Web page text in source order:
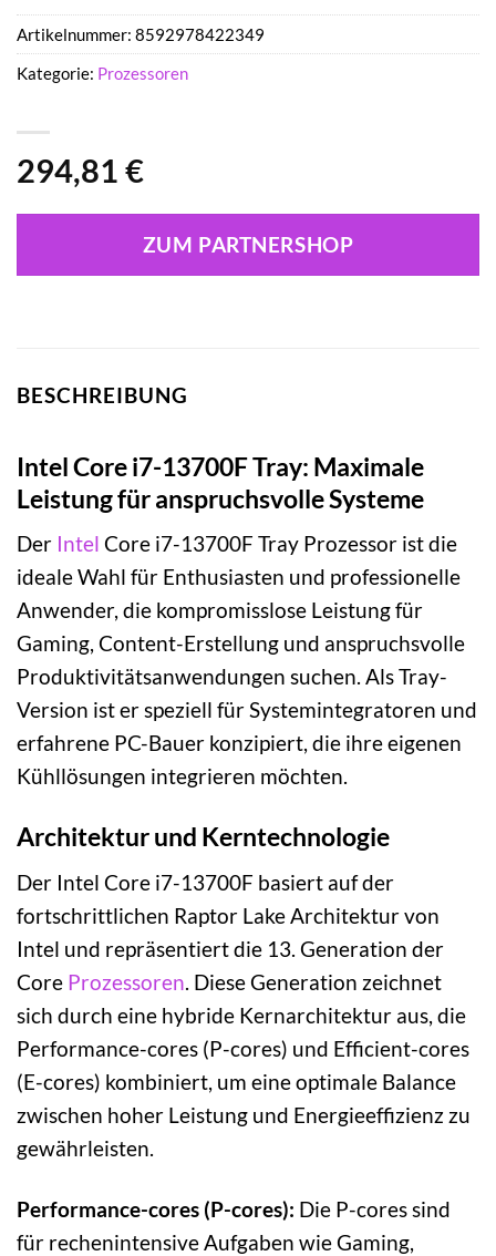
294,81 €
ZUM PARTNERSHOP
Artikelnummer: 8592978422349
Kategorie: Prozessoren
BESCHREIBUNG
Intel Core i7-13700F Tray: Maximale
Leistung für anspruchsvolle Systeme
Der Intel Core i7-13700F Tray Prozessor ist die
ideale Wahl für Enthusiasten und professionelle
Anwender, die kompromisslose Leistung für
Gaming, Content-Erstellung und anspruchsvolle
Produktivitätsanwendungen suchen. Als Tray-
Version ist er speziell für Systemintegratoren und
erfahrene PC-Bauer konzipiert, die ihre eigenen
Kühllösungen integrieren möchten.
Architektur und Kerntechnologie
Der Intel Core i7-13700F basiert auf der
fortschrittlichen Raptor Lake Architektur von
Intel und repräsentiert die 13. Generation der
Core Prozessoren . Diese Generation zeichnet
sich durch eine hybride Kernarchitektur aus, die
Performance-cores (P-cores) und Efficient-cores
(E-cores) kombiniert, um eine optimale Balance
zwischen hoher Leistung und Energieeffizienz zu
gewährleisten.
Performance-cores (P-cores): Die P-cores sind
für rechenintensive Aufgaben wie Gaming,